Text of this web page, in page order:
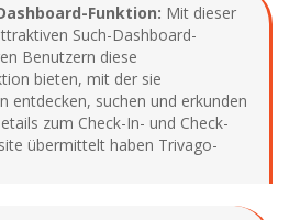
Funktion: Mit dieser
Such-Dashboard-
Benutzern diese
bieten, mit der sie
entdecken, suchen und erkunden
zum Check-In- und Check-
übermittelt haben Trivago-